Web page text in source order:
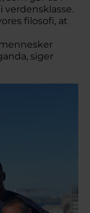
filosofi, at
siger